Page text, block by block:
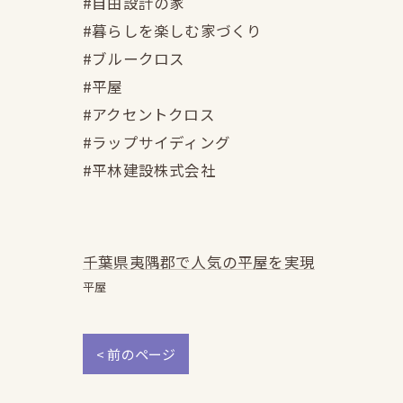
#暮らしを楽しむ家づくり
#ブルークロス
#平屋
#アクセントクロス
#ラップサイディング
#平林建設株式会社
千葉県夷隅郡で人気の平屋を実現
平屋
< 前のページ